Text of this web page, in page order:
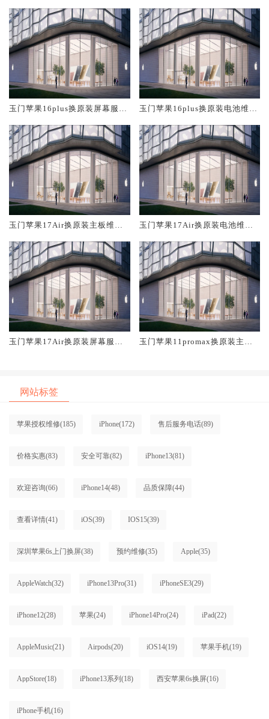
玉门苹果16plus换原装屏幕服务
玉门苹果16plus换原装电池维修
玉门苹果17Air换原装主板维修
玉门苹果17Air换原装电池维修
玉门苹果17Air换原装屏幕服务
玉门苹果11promax换原装主板
网站标签
苹果授权维修(185) iPhone(172) 售后服务电话(89)
价格实惠(83) 安全可靠(82) iPhone13(81)
欢迎咨询(66) iPhone14(48) 品质保障(44)
查看详情(41) iOS(39) IOS15(39)
深圳苹果6s上门换屏(38) 预约维修(35) Apple(35)
AppleWatch(32) iPhone13Pro(31) iPhoneSE3(29)
iPhone12(28) 苹果(24) iPhone14Pro(24) iPad(22)
AppleMusic(21) Airpods(20) iOS14(19) 苹果手机(19)
AppStore(18) iPhone13系列 (18) 西安苹果6s换屏(16)
iPhone手机(16)